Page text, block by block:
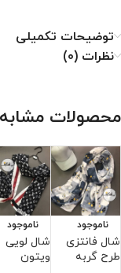
نحوه نگهداری
۳. از خشک کن استفاده نشود.
توضیحات تکمیلی
نظرات (0)
محصولات مشابه
ناموجود
شال فانتزی
طرح گربه
ناموجود
شال لویی
ویتون